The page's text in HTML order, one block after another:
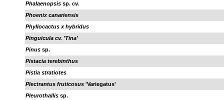
Phalaenopsis sp. cv.
Phoenix canariensis
Phyllocactus x hybridus
Pinguicula cv. 'Tina'
Pinus sp.
Pistacia terebinthus
Pistia stratiotes
Plectrantus fruticosus 'Variegatus'
Pleurothallis sp.